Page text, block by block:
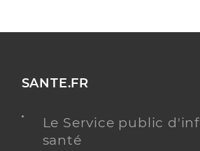
SANTE.FR
Le Service public
santé